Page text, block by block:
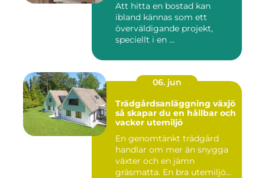
Att hitta en bostad kan
ibland kännas som ett
överväldigande projekt,
speciellt i en ...
06. jun
Trädgårdsanläggning växjö
så skapar du en hållbar och
vacker utemiljö
En genomtänkt trädgård
handlar om mer än snygga
växter och en jämn
gräsmatta. En bra utemiljö